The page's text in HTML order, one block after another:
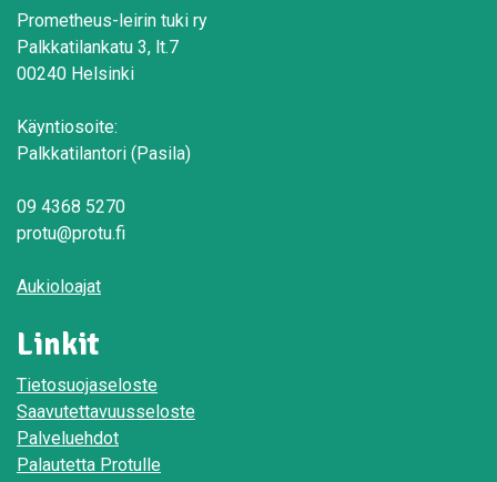
Prometheus-leirin tuki ry
Palkkatilankatu 3, lt.7
00240 Helsinki
Käyntiosoite:
Palkkatilantori (Pasila)
09 4368 5270
protu@protu.fi
Aukioloajat
Linkit
Tietosuojaseloste
Saavutettavuusseloste
Palveluehdot
Palautetta Protulle